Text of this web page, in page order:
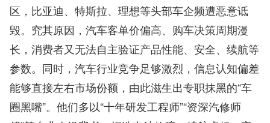
区，比亚迪、特斯拉、理想等头部车企频遭恶意诋
毁。究其原因，汽车客单价偏高、购车决策周期漫
长，消费者又无法自主验证产品性能、安全、续航等
参数。同时，汽车行业竞争足够激烈，信息认知偏差
能够直接左右市场份额，由此滋生出专职抹黑的“车
圈黑嘴”。他们多以“十年研发工程师”“资深汽修师